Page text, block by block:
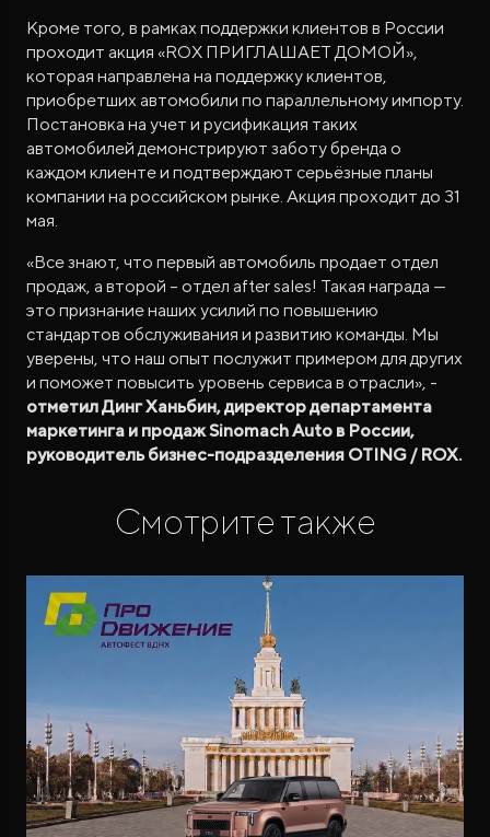
Кроме того, в рамках поддержки клиентов в России
проходит акция «ROX ПРИГЛАШАЕТ ДОМОЙ»,
которая направлена на поддержку клиентов,
приобретших автомобили по параллельному импорту.
Постановка на учет и русификация таких
автомобилей демонстрируют заботу бренда о
каждом клиенте и подтверждают серьёзные планы
компании на российском рынке. Акция проходит до 31
мая.
«Все знают, что первый автомобиль продает отдел
продаж, а второй – отдел after sales! Такая награда —
это признание наших усилий по повышению
стандартов обслуживания и развитию команды. Мы
уверены, что наш опыт послужит примером для других
и поможет повысить уровень сервиса в отрасли», -
отметил Динг Ханьбин, директор департамента
маркетинга и продаж Sinomach Auto в России,
руководитель бизнес-подразделения OTING / ROX.
Смотрите также